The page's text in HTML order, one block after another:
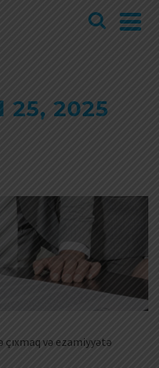
25, 2025
çıxmaq və ezamiyyətə